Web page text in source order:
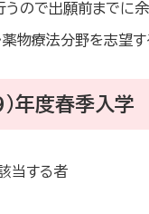
ので出願前までに
薬物療法分野を志望
年度春季入学
当する者